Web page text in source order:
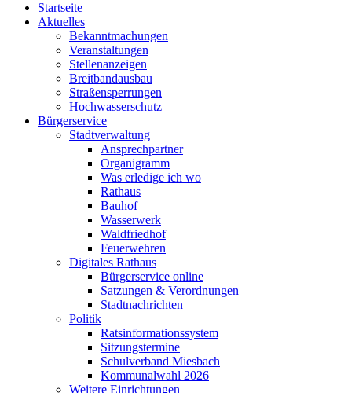
Startseite
Aktuelles
Bekanntmachungen
Veranstaltungen
Stellenanzeigen
Breitbandausbau
Straßensperrungen
Hochwasserschutz
Bürgerservice
Stadtverwaltung
Ansprechpartner
Organigramm
Was erledige ich wo
Rathaus
Bauhof
Wasserwerk
Waldfriedhof
Feuerwehren
Digitales Rathaus
Bürgerservice online
Satzungen & Verordnungen
Stadtnachrichten
Politik
Ratsinformationssystem
Sitzungstermine
Schulverband Miesbach
Kommunalwahl 2026
Weitere Einrichtungen